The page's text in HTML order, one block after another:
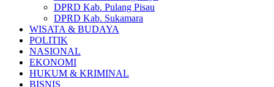
DPRD Kab. Pulang Pisau
DPRD Kab. Sukamara
WISATA & BUDAYA
POLITIK
NASIONAL
EKONOMI
HUKUM & KRIMINAL
BISNIS